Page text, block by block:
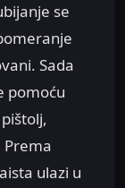
se
Sada
pomoću
Prema
ulazi u